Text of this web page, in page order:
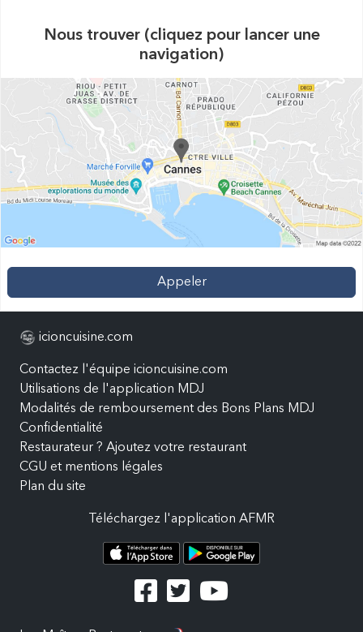
Nous trouver (cliquez pour lancer une
navigation)
Appeler
icioncuisine.com
Contactez l'équipe icioncuisine.com
Utilisations de l'application MDJ
Modalités de remboursement des Bons Plans MDJ
Confidentialité
Restaurateur ? Ajoutez votre restaurant
CGU et mentions légales
Plan du site
Téléchargez l'application AFMR